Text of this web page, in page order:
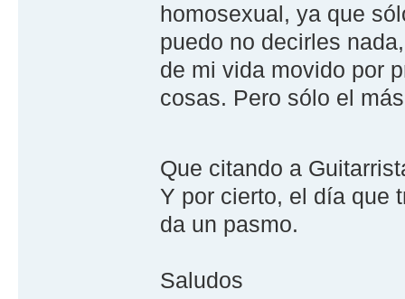
homosexual, ya que
puedo no decirles
de mi vida movido por
cosas. Pero sólo el
Que citando a
Y por cierto, el día que
da un pasmo.
Saludos